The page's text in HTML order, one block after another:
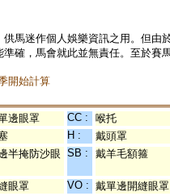
馬迷作個人娛樂資訊之用。但
確，馬會就此並無責任。至於賽
開始計算
邊眼罩 CC :
喉托
H :
戴頭罩
半掩防沙眼 SB : 戴羊毛額箍
眼罩 VO : 戴單邊開縫眼罩